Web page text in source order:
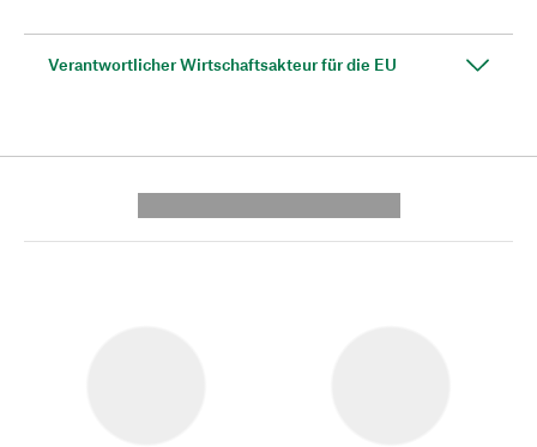
Verantwortlicher Wirtschaftsakteur für die EU